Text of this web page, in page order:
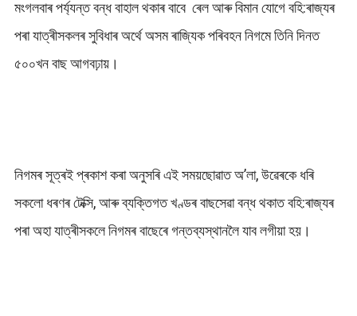
মংগলবাৰ পৰ্য্যন্ত বন্ধ বাহাল থকাৰ বাবে ৰেল আৰু বিমান যোগে বহি:ৰাজ্যৰ
পৰা যাত্ৰীসকলৰ সুবিধাৰ অৰ্থে অসম ৰাজ্যিক পৰিবহন নিগমে তিনি দিনত
৫০০খন বাছ আগবঢ়ায়।
নিগমৰ সূত্ৰই প্ৰকাশ কৰা অনুসৰি এই সময়ছোৱাত অ’লা, উৱেৰকে ধৰি
সকলো ধৰণৰ টেক্সি, আৰু ব্যক্তিগত খণ্ডৰ বাছসেৱা বন্ধ থকাত বহি:ৰাজ্যৰ
পৰা অহা যাত্ৰীসকলে নিগমৰ বাছেৰে গন্তব্যস্থানলৈ যাব লগীয়া হয়।